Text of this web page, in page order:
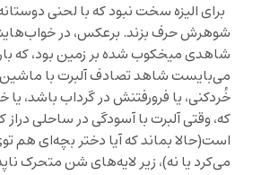
برای الیزه سخت نبود که با لحنی دوستانه
شوهرش حرف بزند. برعکس، در
شاهدی میخکوب شده بر زمین بود، که
می‌بایست شاهد تصادف آلبرت با
خُردکنی، یا فرورفتنش در گرداب باشد، یا
که، وقتی آلبرت با آسودگی در ساحلی
است(حالا بماند که آیا دختر بچه‌ای هم
می‌کرد یا نه)، زیر لایه‌های شن متحرک